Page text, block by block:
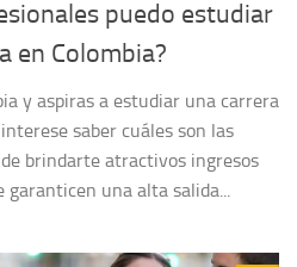
puedo estudiar
en Colombia?
y aspiras a estudiar una carrera
saber cuáles son las
brindarte atractivos ingresos
una alta salida...